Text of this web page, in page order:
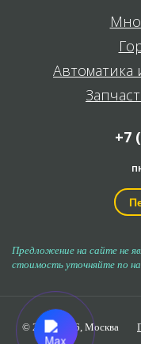
+7
Предложение на сайте не
стоимость уточняйте по
© 2006-2026, Москва